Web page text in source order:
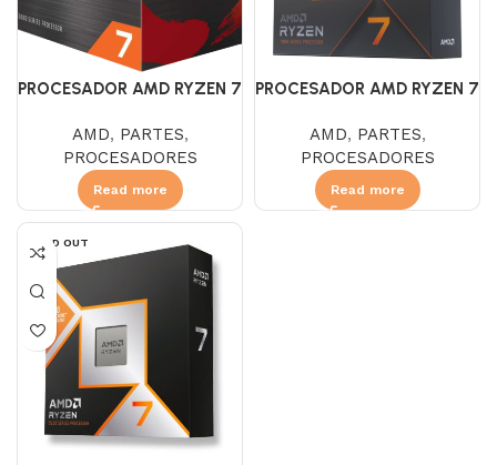
PROCESADOR AMD RYZEN 7
AMD, PARTES,
PROCESADORES
Read more
PROCESADOR AMD RYZEN 7
AMD, PARTES,
PROCESADORES
Read more
SOLD OUT